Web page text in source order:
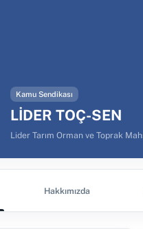
Kamu Sendikası
LİDER TOÇ-SEN
Lider Tarım Orman ve Toprak
Hakkımızda